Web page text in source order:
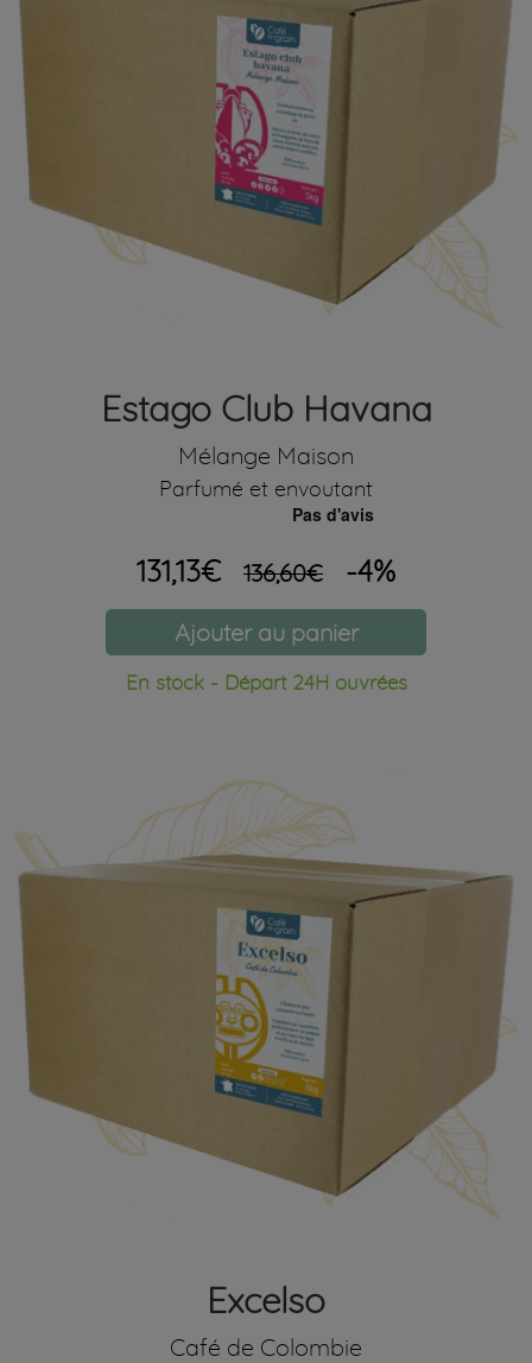
Estago Club Havana
Mélange Maison
Parfumé et envoutant
131,13€ 136,60€ -4%
Ajouter au panier
En stock - Départ 24H ouvrées
Excelso
Café de Colombie